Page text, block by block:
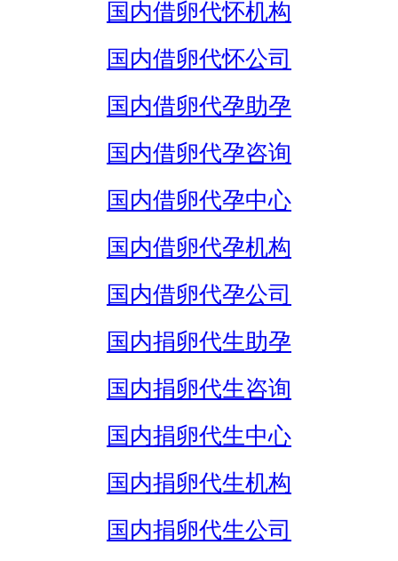
国内借卵代怀机构
国内借卵代怀公司
国内借卵代孕助孕
国内借卵代孕咨询
国内借卵代孕中心
国内借卵代孕机构
国内借卵代孕公司
国内捐卵代生助孕
国内捐卵代生咨询
国内捐卵代生中心
国内捐卵代生机构
国内捐卵代生公司